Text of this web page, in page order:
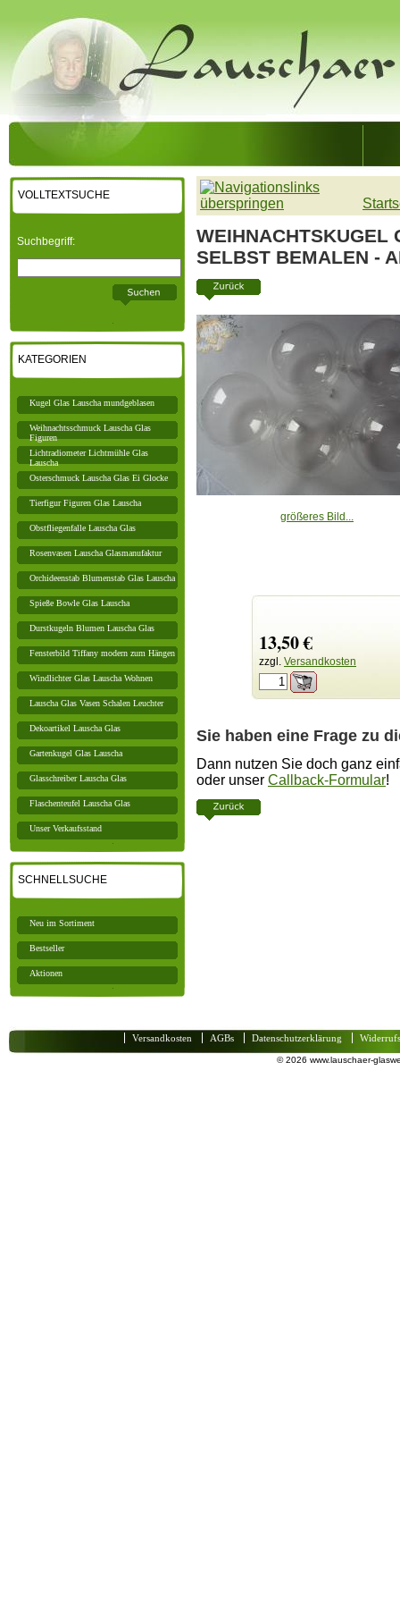
WEIHNACHTSKUGEL
SELBST BEMALEN -
größeres Bild...
13,50 €
zzgl. Versandkosten
Sie haben eine Frage zu
Dann nutzen Sie doch ganz
oder unser Callback-Formular!
VOLLTEXTSUCHE
Suchbegriff:
KATEGORIEN
Kugel Glas Lauscha mundgeblasen
Weihnachtsschmuck Lauscha Glas
Figuren
Lichtradiometer Lichtmühle Glas
Lauscha
Osterschmuck Lauscha Glas Ei Glocke
Tierfigur Figuren Glas Lauscha
Obstfliegenfalle Lauscha Glas
Rosenvasen Lauscha Glasmanufaktur
Orchideenstab Blumenstab Glas Lauscha
Spieße Bowle Glas Lauscha
Durstkugeln Blumen Lauscha Glas
Fensterbild Tiffany modern zum Hängen
Windlichter Glas Lauscha Wohnen
Lauscha Glas Vasen Schalen Leuchter
Dekoartikel Lauscha Glas
Gartenkugel Glas Lauscha
Glasschreiber Lauscha Glas
Flaschenteufel Lauscha Glas
Unser Verkaufsstand
SCHNELLSUCHE
Neu im Sortiment
Bestseller
Aktionen
Versandkosten AGBs Datenschutzerklärung
© 2026 www.lauschaer-